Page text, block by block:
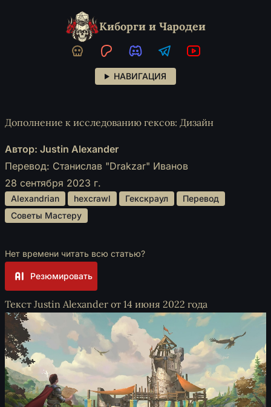
Киборги и Чародеи
НАВИГАЦИЯ
Дополнение к исследованию гексов: Дизайн
Автор: Justin Alexander
Перевод: Станислав "Drakzar" Иванов
28 сентября 2023 г.
Alexandrian hexcrawl Гекскраул
Перевод
Советы Мастеру
Нет времени читать всю статью?
Резюмировать
Текст Justin Alexander от 14 июня 2022 года